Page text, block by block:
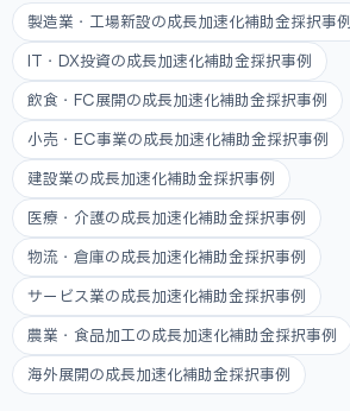
製造業・工場新設の成長加速化補助金採択事例
IT・DX投資の成長加速化補助金採択事例
飲食・FC展開の成長加速化補助金採択事例
小売・EC事業の成長加速化補助金採択事例
建設業の成長加速化補助金採択事例
医療・介護の成長加速化補助金採択事例
物流・倉庫の成長加速化補助金採択事例
サービス業の成長加速化補助金採択事例
農業・食品加工の成長加速化補助金採択事例
海外展開の成長加速化補助金採択事例